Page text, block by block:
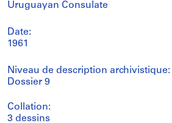
Uruguayan Consulate
Date:
1961
Niveau de description archivistique:
Dossier 9
Collation:
3 dessins